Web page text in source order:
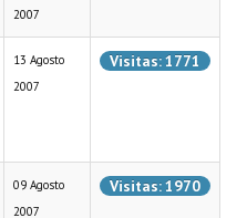
2007
13 Agosto
2007
Visitas: 1771
09 Agosto
2007
Visitas: 1970